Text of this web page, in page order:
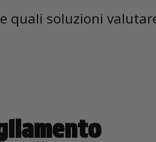
quali soluzioni